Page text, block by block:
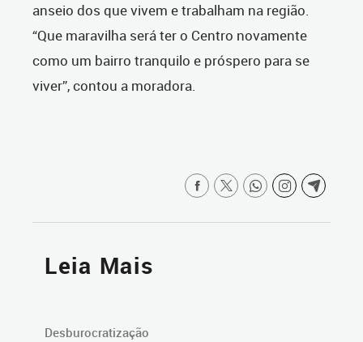
anseio dos que vivem e trabalham na região.
“Que maravilha será ter o Centro novamente
como um bairro tranquilo e próspero para se
viver”, contou a moradora.
Leia Mais
Desburocratização